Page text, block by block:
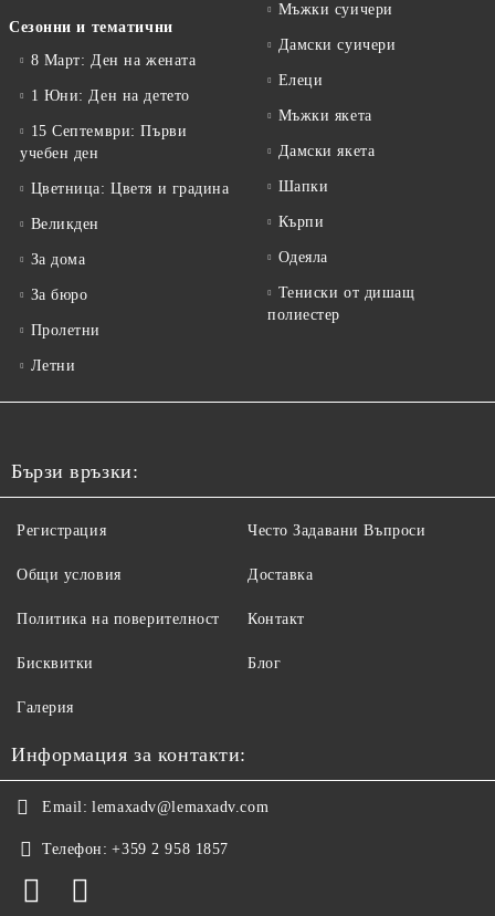
Сезонни и тематични
8 Март: Ден на жената
1 Юни: Ден на детето
15 Септември: Първи
учебен ден
Цветница: Цветя и градина
Великден
За дома
За бюро
Пролетни
Летни
Мъжки суичери
Дамски суичери
Елеци
Мъжки якета
Дамски якета
Шапки
Кърпи
Одеяла
Тениски от дишащ
полиестер
Бързи връзки:
Регистрация
Общи условия
Политика на поверителност
Бисквитки
Често Задавани Въпроси
Доставка
Контакт
Блог
Галерия
Информация за контакти:
Email: lemaxadv@lemaxadv.com
Телефон: +359 2 958 1857